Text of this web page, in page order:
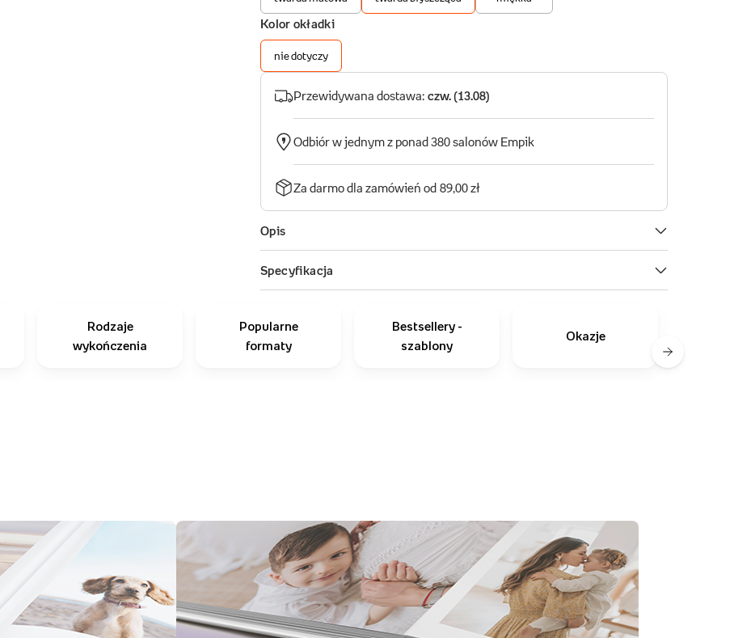
Rodzaje
wykończenia
Popularne
formaty
Bestsellery -
szablony
Okazje